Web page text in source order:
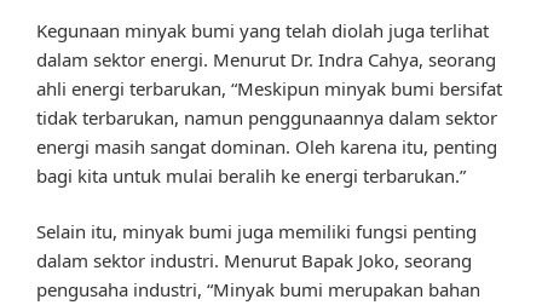
Kegunaan minyak bumi yang telah diolah juga terlihat
dalam sektor energi. Menurut Dr. Indra Cahya, seorang
ahli energi terbarukan, “Meskipun minyak bumi bersifat
tidak terbarukan, namun penggunaannya dalam sektor
energi masih sangat dominan. Oleh karena itu, penting
bagi kita untuk mulai beralih ke energi terbarukan.”
Selain itu, minyak bumi juga memiliki fungsi penting
dalam sektor industri. Menurut Bapak Joko, seorang
pengusaha industri, “Minyak bumi merupakan bahan